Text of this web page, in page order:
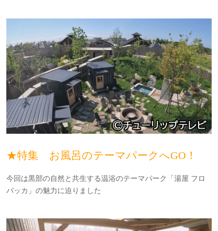
★特集 お風呂のテーマパークへGO！
今回は黒部の自然と共生する温浴のテーマパーク「湯屋 フロ
バッカ」の魅力に迫りました